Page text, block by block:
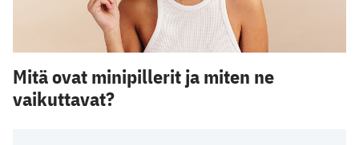
Mitä ovat minipillerit ja miten ne
vaikuttavat?